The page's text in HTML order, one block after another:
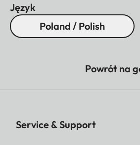
Język
Poland / Polish
Powrót na
Service & Support